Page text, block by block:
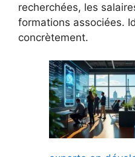
recherchées, les
formations associées.
concrètement.